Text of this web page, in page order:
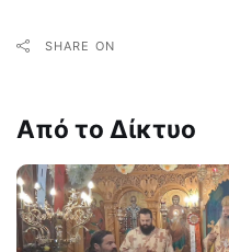
SHARE ON
Από το Δίκτυο